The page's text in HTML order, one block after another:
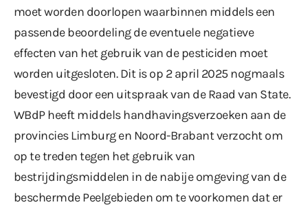
moet worden doorlopen waarbinnen middels een
passende beoordeling de eventuele negatieve
effecten van het gebruik van de pesticiden moet
worden uitgesloten. Dit is op 2 april 2025 nogmaals
bevestigd door een uitspraak van de Raad van State.
WBdP heeft middels handhavingsverzoeken aan de
provincies Limburg en Noord-Brabant verzocht om
op te treden tegen het gebruik van
bestrijdingsmiddelen in de nabije omgeving van de
beschermde Peelgebieden om te voorkomen dat er